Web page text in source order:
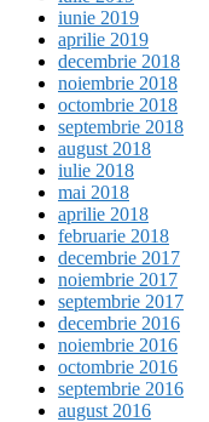
iunie 2019
aprilie 2019
decembrie 2018
noiembrie 2018
octombrie 2018
septembrie 2018
august 2018
iulie 2018
mai 2018
aprilie 2018
februarie 2018
decembrie 2017
noiembrie 2017
septembrie 2017
decembrie 2016
noiembrie 2016
octombrie 2016
septembrie 2016
august 2016